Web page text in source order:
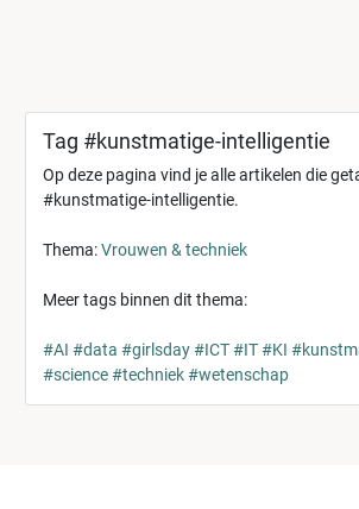
Tag #kunstmatige-intelligentie
Op deze pagina vind je alle artikelen die
#kunstmatige-intelligentie.
Thema:Vrouwen & techniek
Meer tags binnen dit thema:
#AI #data #girlsday#ICT#IT#KI
#science#techniek#wetenschap